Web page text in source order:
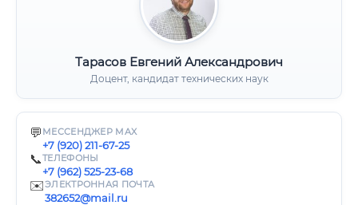
Тарасов Евгений Александрович
Доцент, кандидат технических наук
💬 МЕССЕНДЖЕР MAX
+7 (920) 211-67-25
📞ТЕЛЕФОНЫ
+7 (962) 525-23-68
✉️ЭЛЕКТРОННАЯ ПОЧТА
382652@mail.ru